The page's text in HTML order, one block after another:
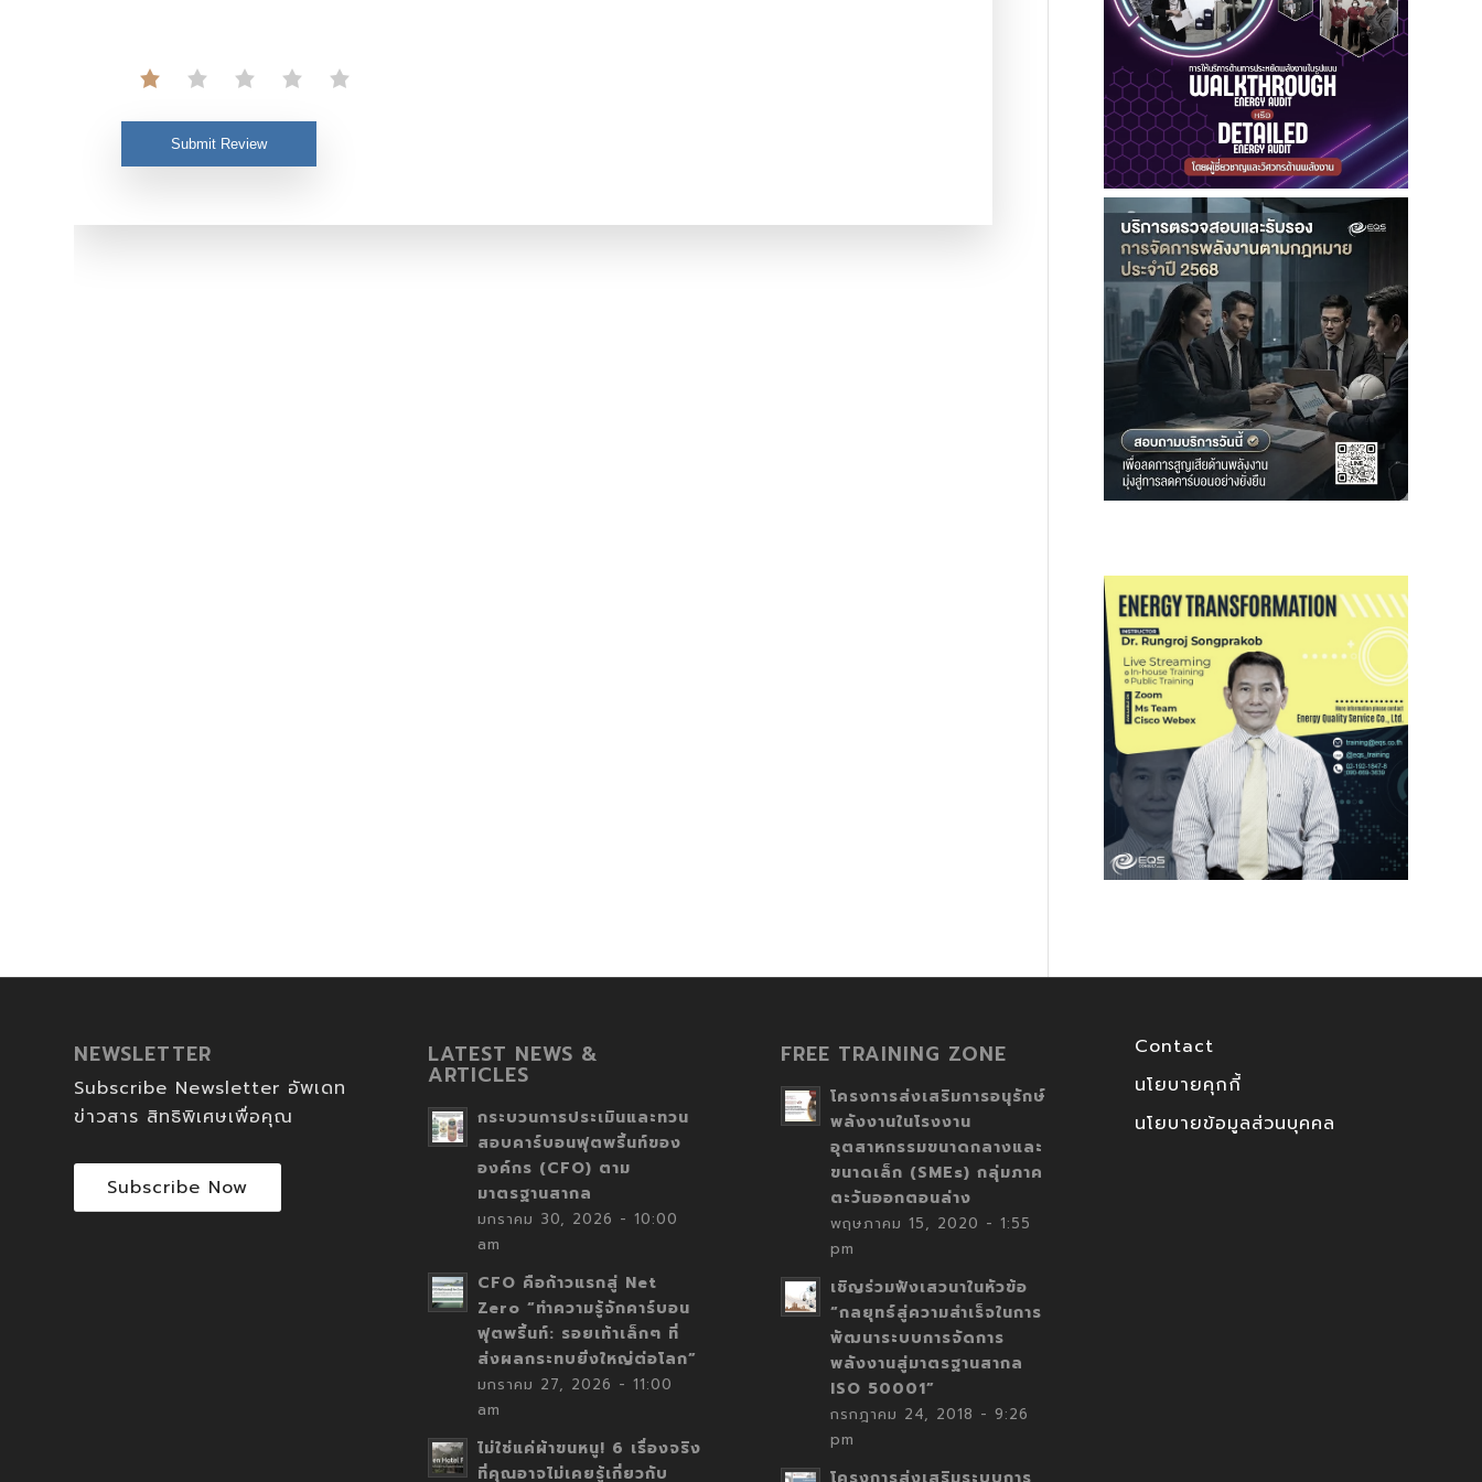
Submit Review
NEWSLETTER
Subscribe Newsletter อัพเดท
ข่าวสาร สิทธิพิเศษเพื่อคุณ
Subscribe Now
LATEST NEWS &
ARTICLES
กระบวนการประเมินและทวน
สอบคาร์บอนฟุตพริ้นท์ของ
องค์กร (CFO) ตาม
มาตรฐานสากล
มกราคม 30, 2026 - 10:00
am
CFO คือก้าวแรกสู่ Net
Zero “ทำความรู้จักคาร์บอน
ฟุตพริ้นท์: รอยเท้าเล็กๆ ที่
ส่งผลกระทบยิ่งใหญ่ต่อโลก”
มกราคม 27, 2026 - 11:00
am
ไม่ใช่แค่ผ้าขนหนู! 6 เรื่องจริง
ที่คุณอาจไม่เคยรู้เกี่ยวกับ
FREE TRAINING ZONE
โครงการส่งเสริมการอนุรักษ์
พลังงานในโรงงาน
อุตสาหกรรมขนาดกลางและ
ขนาดเล็ก (SMEs) กลุ่มภาค
ตะวันออกตอนล่าง
พฤษภาคม 15, 2020 - 1:55
pm
เชิญร่วมฟังเสวนาในหัวข้อ
“กลยุทธ์สู่ความสำเร็จในการ
พัฒนาระบบการจัดการ
พลังงานสู่มาตรฐานสากล
ISO 50001”
กรกฎาคม 24, 2018 - 9:26
pm
Contact
นโยบายคุกกี้
นโยบายข้อมูลส่วนบุคคล